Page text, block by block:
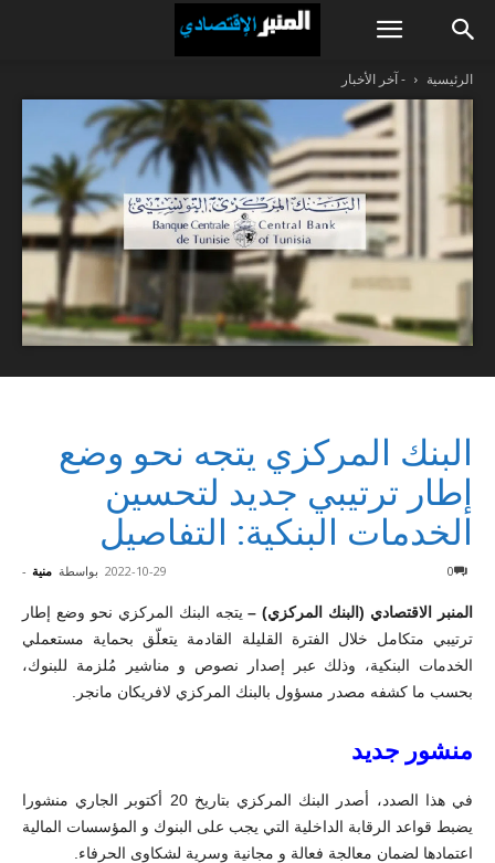
الرئيسية - آخر الأخبار
البنك المركزي يتجه نحو وضع
إطار ترتيبي جديد لتحسين
الخدمات البنكية: التفاصيل
بواسطة منية - 2022-10-29 0
المنبر الاقتصادي (البنك المركزي) – يتجه البنك المركزي نحو وضع إطار
ترتيبي متكامل خلال الفترة القليلة القادمة يتعلّق بحماية مستعملي
الخدمات البنكية، وذلك عبر إصدار نصوص و مناشير مُلزمة للبنوك،
بحسب ما كشفه مصدر مسؤول بالبنك المركزي لافريكان مانجر.
منشور جديد
في هذا الصدد، أصدر البنك المركزي بتاريخ 20 أكتوبر الجاري منشورا
يضبط قواعد الرقابة الداخلية التي يجب على البنوك و المؤسسات المالية
اعتمادها لضمان معالجة فعالة و مجانية وسرية لشكاوى الحرفاء.